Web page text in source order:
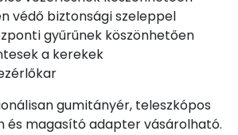
védő biztonsági szeleppel
gyűrűnek köszönhetően
a kerekek
gumitányér, teleszkópos
és magasító adapter vásárolható.